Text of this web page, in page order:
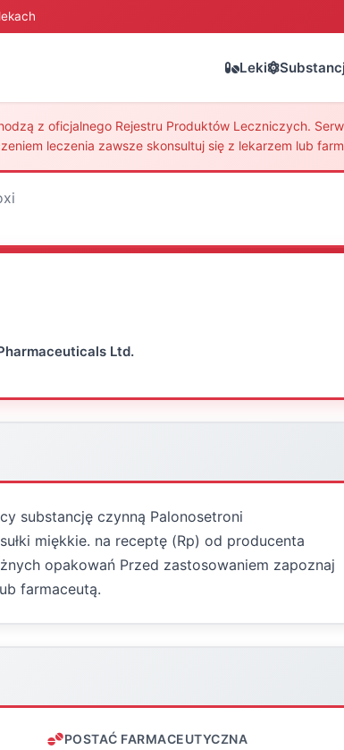
Leki
z oficjalnego Rejestru Produktów Leczniczych.
leczenia zawsze skonsultuj się z lekarzem lub
Ltd.
substancję czynną Palonosetroni
miękkie. na receptę (Rp) od producenta
opakowań Przed zastosowaniem zapoznaj
farmaceutą.
POSTAĆ FARMACEUTYCZNA